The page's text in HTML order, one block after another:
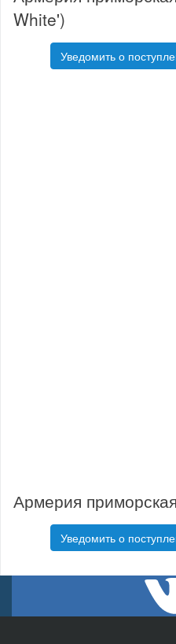
White')
Уведомить о
Армерия
Уведомить о